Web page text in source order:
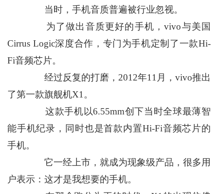
当时，手机音质普遍被行业忽视。
为了做出音质更好的手机，vivo与美国
Cirrus Logic深度合作，专门为手机定制了一款Hi-
Fi音频芯片。
经过反复的打磨，2012年11月，vivo推出
了第一款旗舰机X1。
这款手机以6.55mm创下当时全球最薄智
能手机纪录，同时也是首款内置Hi-Fi音频芯片的
手机。
它一经上市，就成为现象级产品，很多用
户表示：这才是我想要的手机。